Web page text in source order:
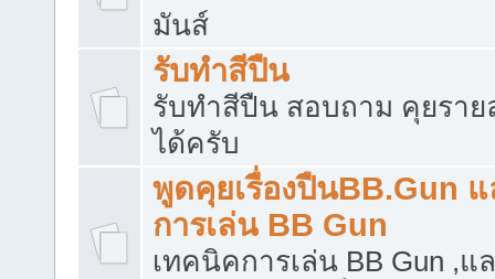
มันส์
รับทำสีปืน
รับทำสีปืน สอบถาม คุยราย
ได้ครับ
พูดคุยเรื่องปืนBB.Gun
การเล่น BB Gun
เทคนิคการเล่น BB Gun ,แ